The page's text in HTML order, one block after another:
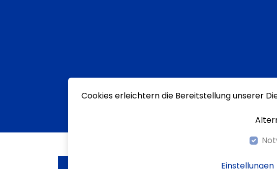
Cookies erleichtern die Bereitstellung unserer
Einstellungen